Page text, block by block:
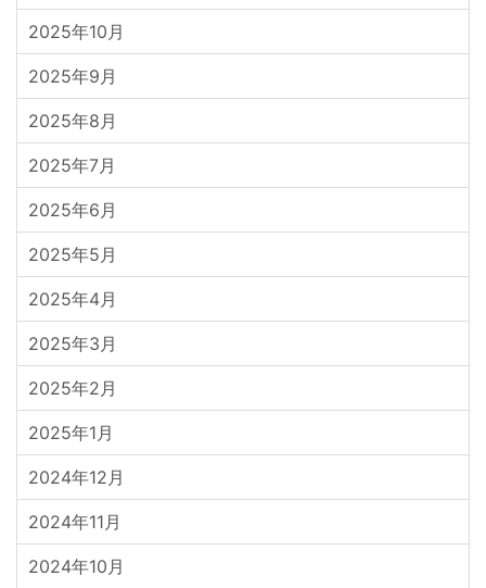
2025年10月
2025年9月
2025年8月
2025年7月
2025年6月
2025年5月
2025年4月
2025年3月
2025年2月
2025年1月
2024年12月
2024年11月
2024年10月